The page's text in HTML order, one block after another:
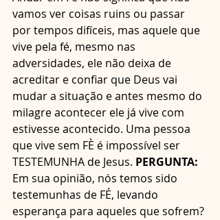
vamos ver coisas ruins ou passar
por tempos difíceis, mas aquele que
vive pela fé, mesmo nas
adversidades, ele não deixa de
acreditar e confiar que Deus vai
mudar a situação e antes mesmo do
milagre acontecer ele já vive com
estivesse acontecido. Uma pessoa
que vive sem FÈ é impossível ser
TESTEMUNHA de Jesus. PERGUNTA:
Em sua opinião, nós temos sido
testemunhas de FÉ, levando
esperança para aqueles que sofrem?